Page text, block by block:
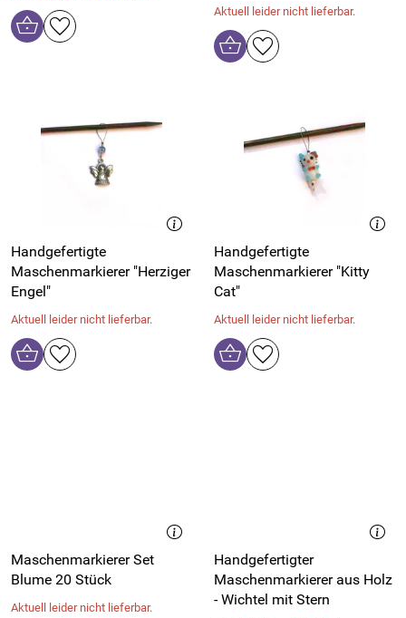
Aktuell leider nicht lieferbar.
Handgefertigte
Maschenmarkierer "Herziger
Engel"
Aktuell leider nicht lieferbar.
Handgefertigte
Maschenmarkierer "Kitty
Cat"
Aktuell leider nicht lieferbar.
Maschenmarkierer Set
Blume 20 Stück
Aktuell leider nicht lieferbar.
Handgefertigter
Maschenmarkierer aus Holz
- Wichtel mit Stern